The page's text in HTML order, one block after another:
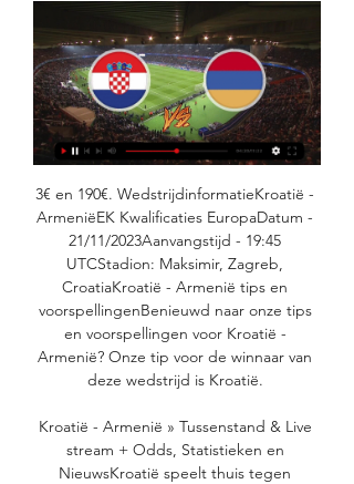
3€ en 190€. WedstrijdinformatieKroatië - ArmeniëEK Kwalificaties EuropaDatum - 21/11/2023Aanvangstijd - 19:45 UTCStadion: Maksimir, Zagreb, CroatiaKroatië - Armenië tips en voorspellingenBenieuwd naar onze tips en voorspellingen voor Kroatië - Armenië? Onze tip voor de winnaar van deze wedstrijd is Kroatië. 

Kroatië - Armenië » Tussenstand & Live stream + Odds, Statistieken en NieuwsKroatië speelt thuis tegen Armenië voor een spannende wedstrijd in de EK Kwalificaties. Een mooi affiche voor de Voetballiefhebber. De wedstrijd vindt plaats op 21/11/2023 om 19:45 UTC. Oddspedia helpt je door de odds voor Kroatië Armenië te vergelijken van 39 en 40 verschillende wedmarkten. Bookmakers verwachten dat Kroatië er met de winst vandoor gaat tegen een quotering van @ 1. 13. Op deze pagina bekijk je de huidige vorm van Kroatië en Armenië, evenals de competitiestand en h2h statistieken. 

Georgië Schotland kijken live 16 november 2023 Tv kijken 5 dagen geleden — Wales kan zich kwalificeren als het Armenië klopt en Kroatië van Letland verliest. ''] Denemarken San Marino kijken live stream Spielberg ...

VoetbalVoor live topvoetbal zit je helemaal goed bij Ziggo Sport. Van Virgil van Dijk tot Frenkie de Jong en van La Liga tot de Champions League. Alle wereldsterren en grote voetbalcompetities zie je live op Ziggo Sport. Champions League De strijd om de cup met de grote oren FA Cup Het oudste bekertoernooi ter wereld La Liga Met het Barça van Frenkie en Atleti van Memphis Ligue 1 Wereldsterren en veel Nederlanders Serie A Italiaans topvoetbal WK Kwalificatie Copa del Rey Spaans bekervoetbal Nations League Alle toplanden in actie League Cup De tweede bekercompetitie van Engeland Croky Cup Beker van België Jupiler Pro League Belgische competitie Scottish Premiership Primeira Liga UEFA Youth League Supercopa de España Super Coppa Coppa Italia De Italiaanse beker Süper Lig EK Kwalificatie Samenvattingen van de wedstrijden voor de kwalificatie van het Europees Kampioenschap Meer voetbalaanbod tonen Meer Ziggo Sport Voetbal? Volg ons dan via je favoriete social media kanalen en blijf op de hoogte! Onze voetbal talkshows Rondo Napraten over het voetbalweekend In Rondo is het voetbal, voetbal en nog eens voetbal dat de klok slaat. 

Frankrijk Gibraltar kijken stream 18 november 2023 Livestrea 3 dagen geleden — Armenië Wales EK Kwalificatie Ziggo Sport Voetbal Afgelopen(18:00)Letland Kroatië Ziggo SportZiggo Sport SelectZiggo Sport Voetbal 20 ...

De aftrap vindt plaats over 6 uur, 21 minuten en 32 seconden. Video hoogtepunten en samenvatting Kroatië - Armenië Opstellingen Kroatië - Armenië De opstellingen van beide teams zijn op dit moment nog niet bekend. Zodra de opstellingen bekend zijn zullen we deze hier vermelden. Voorbeschouwing Kroatië - Armenië Kroatië en Armenië spelen tegen elkaar in seizoen 2024 van de EK Kwalificatie. Het duel zal worden geleid door scheidsrechter Ivan Kružliak en zijn assistenten. 

Kroatië - Armenië Samenvatting: Voetbal Uitslagen en HoogtepuntenVolg de live Voetbal-wedstrijd van de EK-kwalificatie tussen Kroatië en Armenië met Eurosport. De wedstrijd begint om 20:45 op 21 november 2023. Ontdek het laatste nieuws over Kroatië en Armenië en zoek actuele standen, resultaten, Topscorers en Voorgaande winnaars van de EK-kwalificatie. 

Lijst van voetbalinterlands Armenië - Kroatië - WikipediaDeze lijst van voetbalinterlands is een overzicht van alle officiële voetbalwedstrijden tussen de nationale teams van Armenië en Kroatië. De landen speelden tot op heden[1] twee keer tegen elkaar. De eerste ontmoeting, een vriendschappelijk duel, werd gespeeld in Velika Gorica op 1 juni 2021. Voor het Kroatisch voetbalelftal was dit een oefenwedstrijd in de voorbereiding op het Europees kampioenschap voetbal 2020. Het laatste duel, een kwalificatiewedstrijd voor het Europees kampioenschap voetbal 2024, vond plaats op 11 september 2023 in Jerevan. Wedstrijden[bewerken | brontekst bewerken] № Plaats Datum Competitie Wedstrijd Uitslag 1 Velika Gorica 1 juni 2021 Vriendschappelijk Kroatië – Armenië 1 – 1 2 Jerevan 11 september 2023 EK 2024 kwalificatie Armenië − Kroatië 0 − 1 Samenvatting[bewerken | brontekst bewerken] Totaalgespeeld Winst Armenië Gelijk Winst Kroatië Doelsaldo Armenië – Kroatië EK-kwalificatie 0 1 − 1 Totaal 1 − 2 Zie ook[bewerken | brontekst bewerken] Lijst van voetbalinterlands Armenië - Kroatië (vrouwen) · · Armeens voetbalelftal AFFA · A-internationals · Bondscoaches · Statistieken · Armeens vrouwenelftal · Armenië U21 · Armenië U20 · Armenië U19 · Armenië U18 · Armenië U17 · Armenië U16 Interlands 1992 – 1999 · 2000 – 2009 · 2010 – 2019 · 2020 − 2029 Van jaar tot jaar 1992 · 1993 · 1994 · 1995 · 1996 · 1997 · 1998 · 1999 · 2000 · 2001 · 2002 · 2003 · 2004 · 2005 · 2006 · 2007 · 2008 · 2009 · 2010 · 2011 · 2012 · 2013 · 2014 · 2015 · 2016 · 2017 · 2018 · 2019 · 2020 · 2021 · 2022 Tegenstanders Albanië · Algerije · Andorra · België · Bosnië en Herzegovina · Bulgarije · Canada · Chili · Cyprus · Denemarken · Duitsland · Ecuador · El Salvador · Estland · Finland · Frankrijk · Georgië · Gibraltar · Griekenland · Guatemala · Hongarije · Ierland · IJsland · Iran · Israël · Italië · Jordanië · Kazachstan · Koeweit · Kosovo · Kroatië · Letland · Libanon · Liechtenstein · Litouwen · Luxemburg · Malta · Marokko · Moldavië · Montenegro · Nederland · Noord-Ierland · Noord-Macedonië · Noorwegen · Oekraïne · Oezbekistan · Panama · Paraguay · Peru · Polen · Portugal · Roemenië · Rusland · Saint Kitts en Nevis · Schotland · Servië · Slowakije · Spanje · Tsjechië · Turkije · Turkmenistan · Verenigde Arabische Emiraten · Verenigde Staten · Wales · Wit-Rusland · Zweden Kroatisch voetbalelftal HNS · A-internationals · Selecties · Bondscoaches · Statistieken · Kroatisch vrouwenelftal · Olympisch elftal · Kroatië U21 · Kroatië U20 · Kroatië U19 · Kroatië U18 · Kroatië U17 · Kroatië U16 1940 – 1956 · 1990 – 1999 · Internationale toernooien EK 1996 · EK 2000 · EK 2004 · EK 2008 · EK 2012 · EK 2016 · EK 2020 WK 1998 · WK 2002 · WK 2006 · WK 2010 · WK 2014 · WK 2018 1940 · 1941 · 1942 · 1943 · 1944 · 1945–1955 · 1956 · 1957–1989 · 1990 · 1991 · Argentinië · Armenië · Australië · Azerbeidzjan · Brazilië · China · Egypte · Engeland · Hongkong · Jamaica · Japan · Joegoslavië · Kameroen · Mali · Mexico · Nigeria · Oostenrijk · Qatar · San Marino · Saoedi-Arabië · Senegal · Slovenië · Tunesië · Zuid-Korea · Zweden · Zwitserland Wedstrijden in detail Argentinië (2018) · Argentinië (2022) · Australië (2006) · België (2022) · Brazilië (2006) · Brazilië (2014) · Brazilië (2022) · Denemarken (2018) · Duitsland (2008) · Engeland (2018) · Engeland (2021) · Frankrijk (2018) · Ierland (2012) · IJsland (2018) · Italië (2012) · Japan (2006) · Kameroen (2014) · Marokko (2022, 1) · Marokko (2022, 2) · Mexico (2014) · Nigeria (2018) · Oostenrijk (2008) · Polen (2008) · Rusland (2018) · Schotland (2021) · Spanje (2012) · Spanje (2021) · Tsjechië (2016) · Tsjechië (2021) · Turkije (2008) · Turkije (2016) Bronnen, noten en/of referenties ↑ Bijgewerkt op 14 september 2023. 

Daarnaast vind je hier de meest uitgebreide voorbeschouwing, live tussenstanden, odds en de opstellingen van Kroatië - Armenië. Op de hoogte blijven van alles wat er gebeurt in de EK Kwalificaties? Dit zijn de overige wedstrijden die op het programma staan: Kosovo - Wit-Rusland, Roemenië - Zwitserland. Bekijk de beste odds voor Kroatië - Armenië! Vergelijk de Kroatië - Armenië odds en haal meer uit je Voetbal weddenschappen. Oddspedia toont je de Kroatië - Armenië quoteringen van alle 39 bookmakers over 40 verschillende wedmarkten. Nooit meer zoeken wie de beste odds heeft dus! De beste odds van dit moment: 97. 66% via Suprabets Wil je weten hoeveel je kunt profiteren door de hoogste odds te kiezen voor Kroatië - Armenië? Zet €10 in op de winnaar van de wedstrijd en win tussen de 11. 

Voorbeschouwing Kroatië - Armenië EK Kwalificatie 2024 || 21-11-2023 om 20:45 uurIn de EK Kwalificatie 2024 neemt Kroatië het dinsdag 21 november 2023 om 20:45 uur in eigen huis op tegen Armenië. De wedstrijd wordt gespeeld in Stadion Maksimir in Zagreb. Via de Kroatië - Armenië live update stream op deze pagina blijf je gedurende de wedstrijd op de hoogte van alle belangrijke gebeurtenissen in het stadion. Voorafgaand aan de wedstrijd vind je op deze pagina een voorbeschouwing en zodra deze bekend zijn de opstellingen van de beide teams. Na de wedstrijd kan je op deze pagina terecht voor een uitgebreide nabeschouwing met alles wat je over deze wedstrijd moet weten. LIVE Kroatië - Armenië 0-0 Vanaf dinsdag 21 november 2023 om 20:45 uur kan je op deze pagina alle updates van de wedstrijd Kroatië - Armenië volgen via onze live update stream. 

[[[TV KIJKEN*]]] Spanje Georgië kijken live stream 19 novemb 15 okt 2023 — [TV KIJKEN*]]] Spanje Georgië kijken live stream 19 november Armenië Wales kijken live 18 november 2023 23 uur geleden — [streamen] Kroatië ...

[[VOETBAL**]] Wales Turkije kijken stream 21/11/2023 11 uur geleden — De wedstrijd wordt gespeeld in Stadion Maksimir in Zagreb. >> Live Kroatië - Armenië stream kijken Wales - Turkije Dinsdag 21 november 2023 - 20 ...

De vorige ontmoeting tussen Kroatië en Armenië in de EK Kwalificatie vond plaats op 11 september 2023 en dat duel eindigde in een overwinning voor Kroatië. Op basis van de afgelopen 1 duels tussen beide ploegen is Kroatië favoriet. De thuisploeg wist 1 keer te winnen, terwijl Armenië slechts 0 keer de winst uit het vuur wist te slepen. 0 keer eindigde een confrontatie tussen beide ploegen in een gelijkspel. Resultaat Aantal Winst Kroatië 1 Winst Armenië 0 Gelijkspel Totaal Natuurlijk is het ook interessant om te kijken naar de huidige stand op de ranglijst van beide clubs. Daar zien we dat voorafgaand aan dit duel Kroatië op een 2e positie staat, terwijl we Armenië terugvinden op de 4e plaats. 

((tv kijken!)) San Marino Denemarken kijken stream 17 oktobe 16 okt 2023 — kijken!)) San Marino Denemarken kijken stream 45 uur: Sa